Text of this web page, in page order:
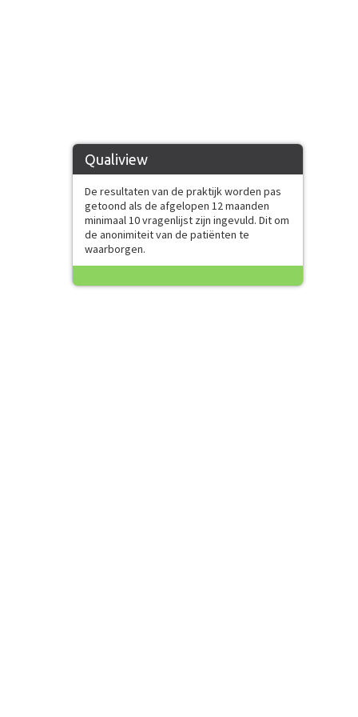
Qualiview
De resultaten van de praktijk worden pas
getoond als de afgelopen 12 maanden
minimaal 10 vragenlijst zijn ingevuld. Dit om
de anonimiteit van de patiënten te
waarborgen.